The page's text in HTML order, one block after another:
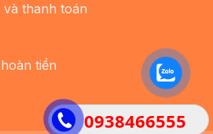
0938466555
thanh toán
tiền